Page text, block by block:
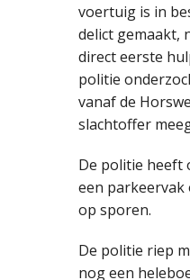
voertuig is in
delict gemaakt,
direct eerste
politie
vanaf de
slachtoffer
De politie heeft
een parkeervak
op sporen.
De politie riep
nog een